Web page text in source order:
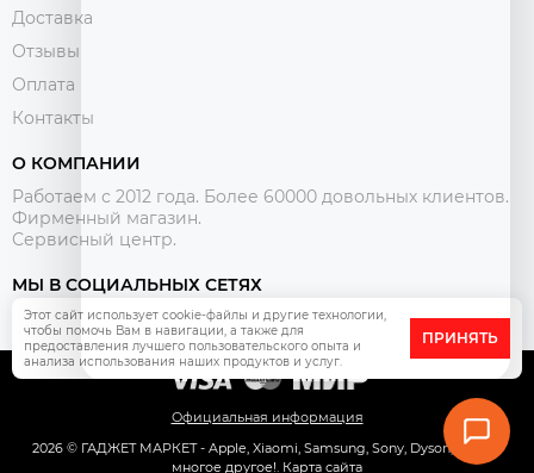
Доставка
Отзывы
Оплата
Контакты
О КОМПАНИИ
Работаем с 2012 года. Более 60000 довольных клиентов.
Фирменный магазин.
Сервисный центр.
МЫ В СОЦИАЛЬНЫХ СЕТЯХ
Официальная информация
2026 © ГАДЖЕТ МАРКЕТ - Apple, Xiaomi, Samsung, Sony, Dyson, Pixel и
многое другое!. Карта сайта
Этот сайт использует cookie-файлы и другие технологии,
чтобы помочь Вам в навигации, а также для
предоставления лучшего пользовательского опыта и
анализа использования наших продуктов и услуг.
ПРИНЯТЬ